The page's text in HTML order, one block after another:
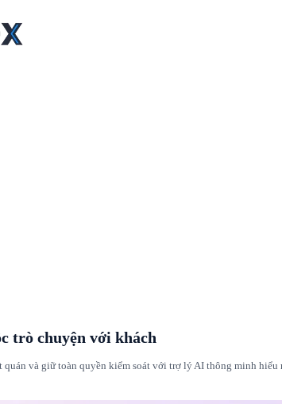
trò chuyện với khách
và giữ toàn quyền kiểm soát với trợ lý AI thông minh hiểu